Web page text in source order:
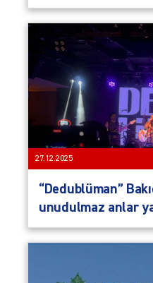
27.12.2025
“Dedublüman”
unudulmaz anlar